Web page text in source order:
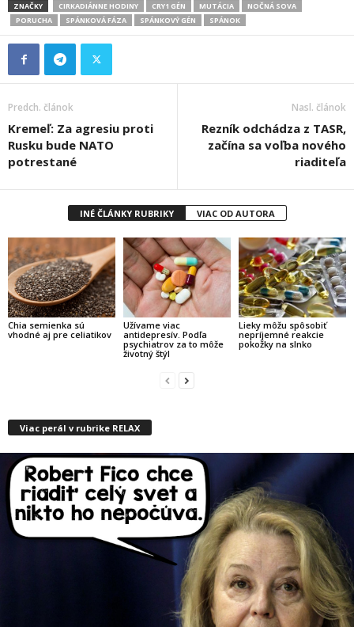
ZNAČKY CIRKADIÁNNE HODINY CRY1 GÉN MUTÁCIA
NOČNÁ SOVA
PORUCHA
SPÁNKOVÁ FÁZA SPÁNKOVÝ GÉN SPÁNOK
Predch. článok
Kremeľ: Za agresiu proti
Rusku bude NATO
potrestané
Nasl. článok
Rezník odchádza z TASR,
začína sa voľba nového
riaditeľa
INÉ ČLÁNKY RUBRIKY VIAC OD AUTORA
Chia semienka sú
vhodné aj pre celiatikov
Užívame viac
antidepresív. Podľa
psychiatrov za to môže
životný štýl
Lieky môžu spôsobiť
nepríjemné reakcie
pokožky na slnko
Viac perál v rubrike RELAX